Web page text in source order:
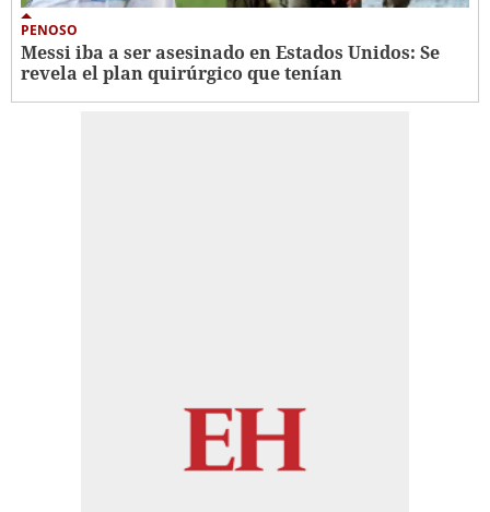
PENOSO
Messi iba a ser asesinado en Estados Unidos: Se
revela el plan quirúrgico que tenían